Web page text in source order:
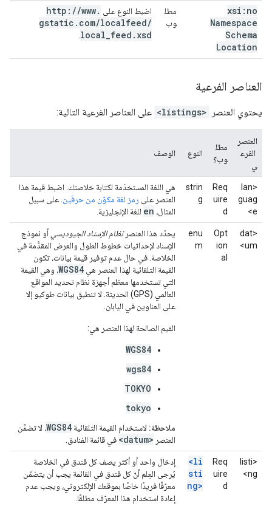
xsi:no
Namespace
Schema
Location
مطل
وب
اضبط النوع على http: //www.
gstatic . com/localfeed/
local feed . xsd
العناصر الفرعية
يحتوي العنصر <listings> على العناصر الفرعية التالية:
العنصر
الفرع
ي
مطل
وب؟
النوع الوصف
<lan
guag
e>
Req
uire
d
strin
g
هي اللغة المستخدَمة لكتابة خلاصتك. اضبط قيمة هذا
العنصر على رمز لغة مكوّن من حرفَين . على سبيل
المثال، en للغة الإنجليزية.
<dat
um>
Opt
ion
al
enu
m
يحدّد هذا العنصرنظام الإسناد الجيوديسي
أو نموذج
الإسناد لإحداثيات خطوط الطول والعرض المقدَّمة في
الخلاصة. في حال عدم توفير قيمة بيانات، تكون
القيمة التلقائية لهذا العنصر هي WGS84، وهي القيمة
التي تستخدمها معظم أجهزة نظام تحديد المواقع
العالمي (GPS) الحديثة. لا تنطبق بيانات طوكيو إلا
على العناوين في اليابان.
القيم الصالحة لهذا العنصر هي:
WGS84
wgs84
TOKYO
tokyo
ملاحظة: لاستخدام القيمة التلقائية WGS84، لا تضمِّن
العنصر <datum> في قائمة الفنادق.
<listi
ng>
Req
uire
d
<li
sti
ng>
إدخال واحد أو أكثر يصف كل فندق في الخلاصة
يُرجى العِلم أنّ كل فندق في القائمة يجب أن يتضمّن
معرّفًا فريدًا خاصًا بموقعك الإلكتروني، ويجب عدم
إعادة استخدام هذا المعرّف مطلقًا.